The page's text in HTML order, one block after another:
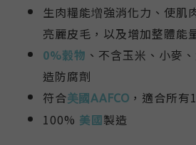
生肉糧能増強消化力、使肌
亮麗皮毛，以及增加整體能
0%穀物 、不含玉米、小麥
造防腐劑
符合美國AAFCO ，適合所
100% 美國製造